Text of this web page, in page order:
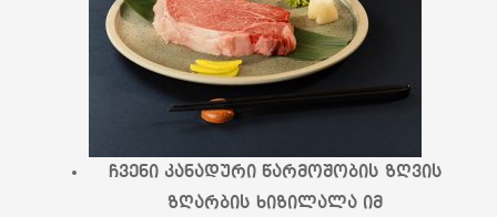
ჩვენი კანადური წარმოშობის ზღვის
ზღარბის ხიზილალა იმ